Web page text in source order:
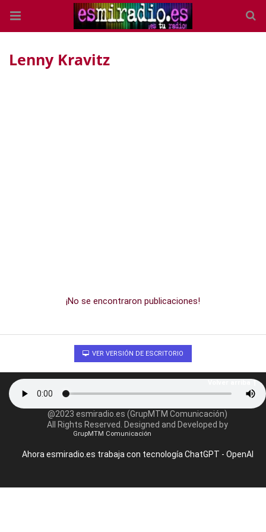
Lenny Kravitz
¡No se encontraron publicaciones!
VER VERSIÓN DE ESCRITORIO
@2023 esmiradio.es (GrupMTM Comunicación)
All Rights Reserved. Designed and Developed by
GrupMTM Comunicación
Ahora esmiradio.es trabaja con tecnología ChatGPT - OpenAI